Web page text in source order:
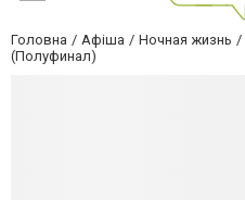
Головна Афіша Ночная жизнь
(Полуфинал)